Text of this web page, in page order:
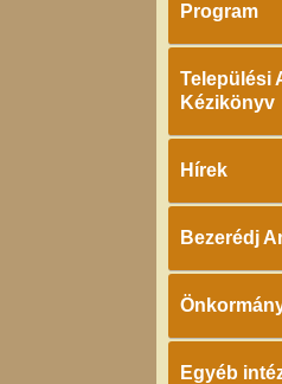
Program
Települési
Kézikönyv
Hírek
Bezerédj
Egyéb